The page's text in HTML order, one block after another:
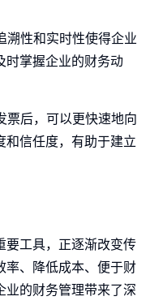
溯性和实时性使得企业
时掌握企业的财务动
票后，可以更快速地向
和信任度，有助于建立
要工具，正逐渐改变传
率、降低成本、便于财
业的财务管理带来了深